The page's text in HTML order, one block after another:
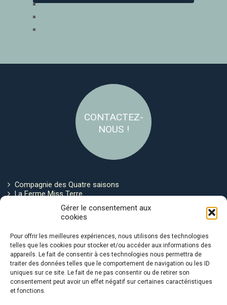
Gérer le consentement aux
cookies
Pour offrir les meilleures expériences, nous utilisons des technologies
telles que les cookies pour stocker et/ou accéder aux informations des
appareils. Le fait de consentir à ces technologies nous permettra de
traiter des données telles que le comportement de navigation ou les ID
uniques sur ce site. Le fait de ne pas consentir ou de retirer son
consentement peut avoir un effet négatif sur certaines caractéristiques
et fonctions.
CONTACTEZ-
NOUS !
Compagnie des Quatre saisons
La Ferme Miss Terre
Politique de cookies